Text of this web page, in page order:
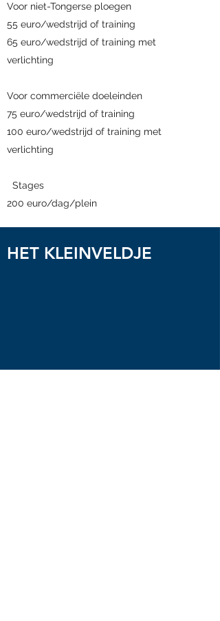
Voor niet-Tongerse ploegen
55 euro/wedstrijd of training
65 euro/wedstrijd of training met
verlichting
Voor commerciële doeleinden
75 euro/wedstrijd of training
100 euro/wedstrijd of training met
verlichting
Stages
200 euro/dag/plein
HET KLEINVELDJE